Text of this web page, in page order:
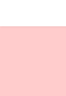
content